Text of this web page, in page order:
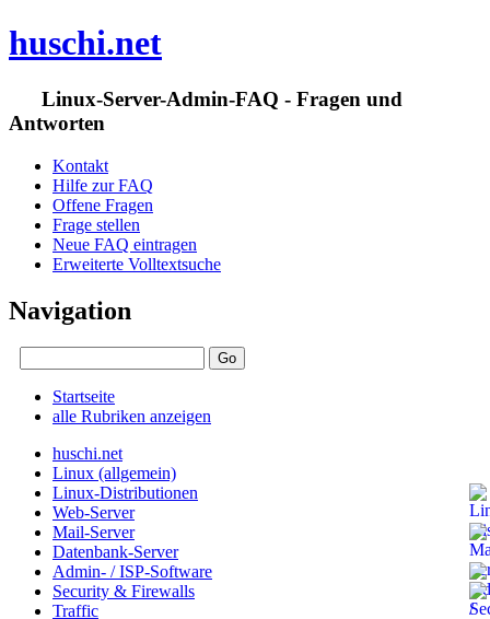
huschi.net
Linux-Server-Admin-FAQ - Fragen und
Antworten
Kontakt
Hilfe zur FAQ
Offene Fragen
Frage stellen
Neue FAQ eintragen
Erweiterte Volltextsuche
Navigation
Startseite
alle Rubriken anzeigen
huschi.net
Linux (allgemein)
Linux-Distributionen
Web-Server
Mail-Server
Datenbank-Server
Admin- / ISP-Software
Security & Firewalls
Traffic